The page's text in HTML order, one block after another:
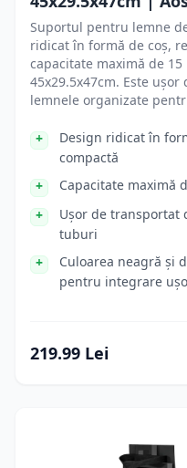
Suportul pentru lemne
ridicat în formă de coș,
capacitate maximă de
45x29.5x47cm. Este
lemnele organizate
Design ridicat în
compactă
Capacitate maximă
Ușor de transportat
tuburi
Culoarea neagră și
pentru integrare
219.99 Lei